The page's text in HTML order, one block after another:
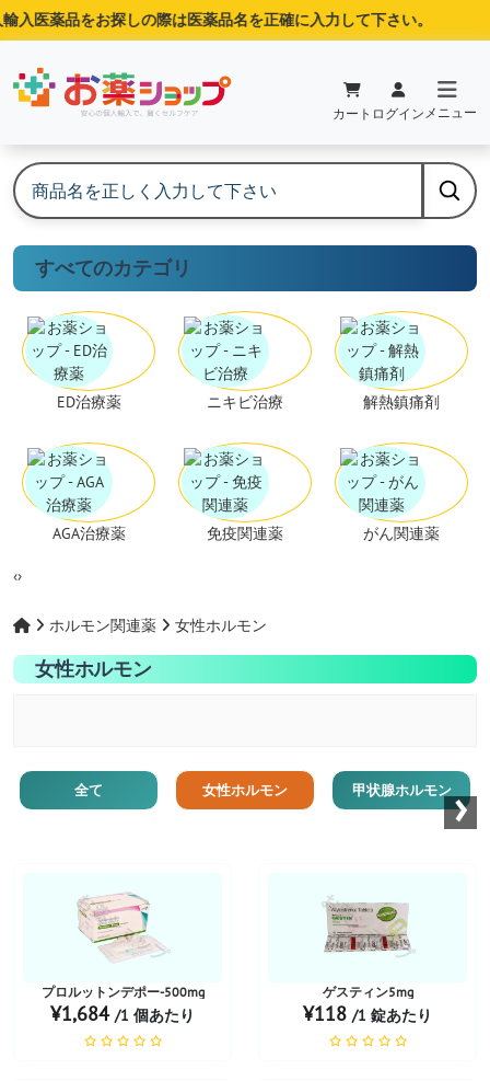
入医薬品をお探しの際は医薬品名を正確に入力して下さい。
カート ログイン メニュー
すべてのカテゴリ
ED治療薬
AGA治療薬
ニキビ治療
免疫関連薬
解熱鎮痛剤
がん関連薬
‹›
ホルモン関連薬 女性ホルモン
女性ホルモン
全て 女性ホルモン 甲状腺ホルモン›
お薬ショップ
プロルットンデポー-500mg
¥1,684 /1 個あたり
お薬ショップ
ゲスティン5mg
¥118 /1 錠あたり